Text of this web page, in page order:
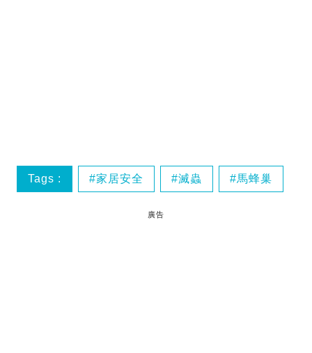
Tags : 家居安全 滅蟲 馬蜂巢
廣告